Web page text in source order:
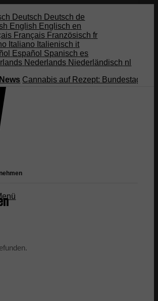
Deutsch Deutsch de
English Englisch en
Français Französisch fr
Italiano Italienisch it
Español Spanisch es
Nederlands Niederländisch nl
Cannabis auf Rezept: Bundestag